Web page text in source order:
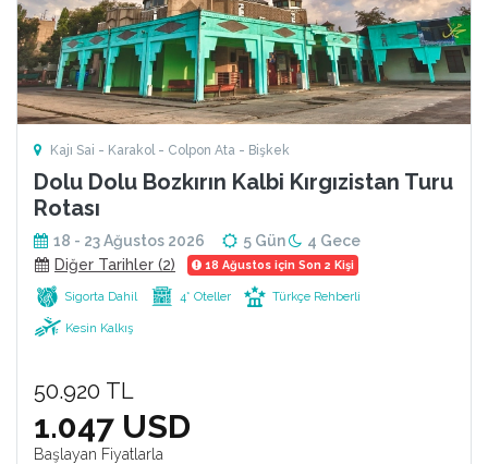
Kajı Sai - Karakol - Colpon Ata - Bişkek
Dolu Dolu Bozkırın Kalbi Kırgızistan Turu
Rotası
18 - 23 Ağustos 2026 5 Gün
4 Gece
Diğer Tarihler (2)
18 Ağustos için Son 2 Kişi
Sigorta Dahil 4* Oteller Türkçe Rehberli
Kesin Kalkış
50.920 TL
1.047 USD
Başlayan Fiyatlarla